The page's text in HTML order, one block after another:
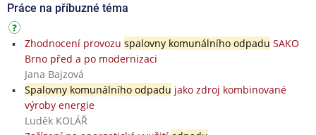
Práce na příbuzné téma
Zhodnocení provozu spalovny komunálního odpadu SAKO
Brno před a po modernizaci
Jana Bajzová
Spalovny komunálního odpadu jako zdroj kombinované
výroby energie
Luděk KOLÁŘ